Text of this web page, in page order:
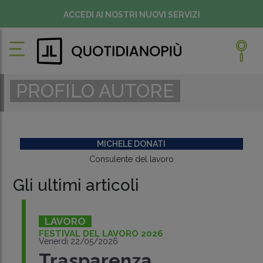
ACCEDI AI NOSTRI NUOVI SERVIZI
PROFILO AUTORE
MICHELE DONATI
Consulente del lavoro
Gli ultimi articoli
LAVORO
FESTIVAL DEL LAVORO 2026
Venerdì 22/05/2026